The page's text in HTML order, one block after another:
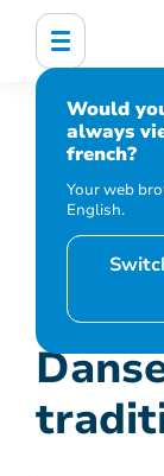
Would
always
french?
Your web
English.
Accueil
Programmation
et activités